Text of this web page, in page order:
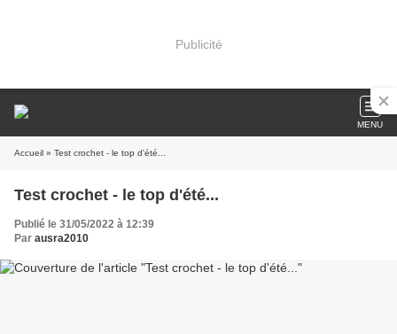
Publicité
MENU
Accueil » Test crochet - le top d'été...
Test crochet - le top d'été...
Publié le 31/05/2022 à 12:39
Par ausra2010